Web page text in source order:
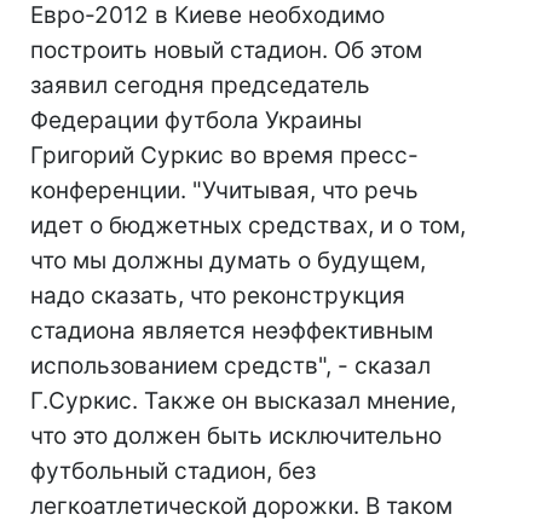
Евро-2012 в Киеве необходимо
построить новый стадион. Об этом
заявил сегодня председатель
Федерации футбола Украины
Григорий Суркис во время пресс-
конференции. "Учитывая, что речь
идет о бюджетных средствах, и о том,
что мы должны думать о будущем,
надо сказать, что реконструкция
стадиона является неэффективным
использованием средств", - сказал
Г.Суркис. Также он высказал мнение,
что это должен быть исключительно
футбольный стадион, без
легкоатлетической дорожки. В таком